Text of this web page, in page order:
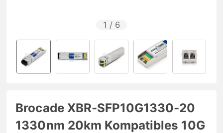
1 / 6
Brocade XBR-SFP10G1330-20
1330nm 20km Kompatibles 10G